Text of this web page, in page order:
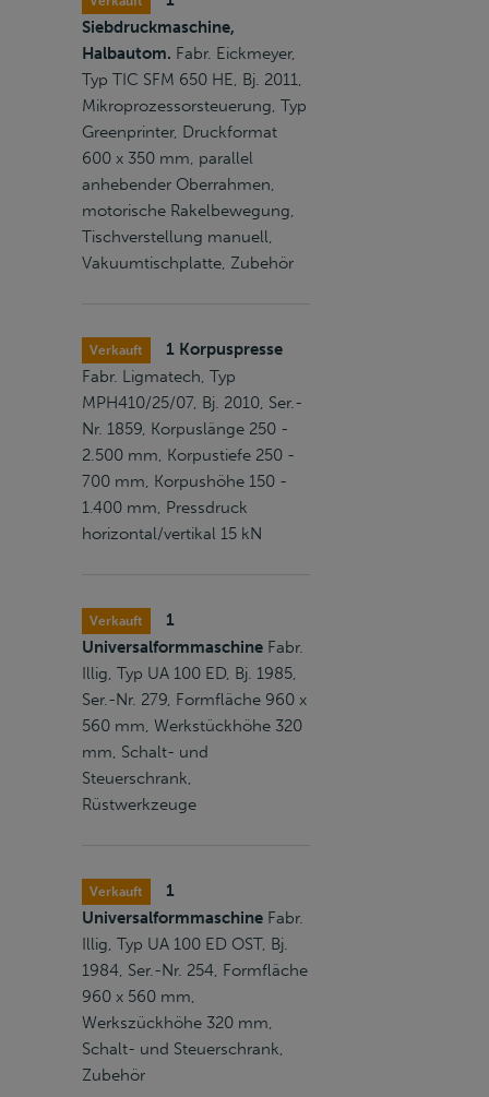
Siebdruckmaschine,
Halbautom. Fabr. Eickmeyer,
Typ TIC SFM 650 HE, Bj. 2011,
Mikroprozessorsteuerung, Typ
Greenprinter, Druckformat
600 x 350 mm, parallel
anhebender Oberrahmen,
motorische Rakelbewegung,
Tischverstellung manuell,
Vakuumtischplatte, Zubehör
Verkauft
1 Korpuspresse
Fabr. Ligmatech, Typ
MPH410/25/07, Bj. 2010, Ser.-
Nr. 1859, Korpuslänge 250 -
2.500 mm, Korpustiefe 250 -
700 mm, Korpushöhe 150 -
1.400 mm, Pressdruck
horizontal/vertikal 15 kN
Verkauft
1
Universalformmaschine Fabr.
Illig, Typ UA 100 ED, Bj. 1985,
Ser.-Nr. 279, Formfläche 960 x
560 mm, Werkstückhöhe 320
mm, Schalt- und
Steuerschrank,
Rüstwerkzeuge
Verkauft
1
Universalformmaschine Fabr.
Illig, Typ UA 100 ED OST, Bj.
1984, Ser.-Nr. 254, Formfläche
960 x 560 mm,
Werkszückhöhe 320 mm,
Schalt- und Steuerschrank,
Zubehör